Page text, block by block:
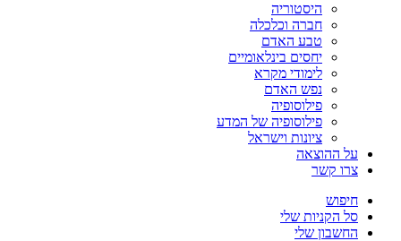
היסטוריה
חברה וכלכלה
טבע האדם
יחסים בינלאומיים
לימודי מקרא
נפש האדם
פילוסופיה
פילוסופיה של המדע
ציונות וישראל
על ההוצאה
צרו קשר
חיפוש
סל הקניות שלי
החשבון שלי